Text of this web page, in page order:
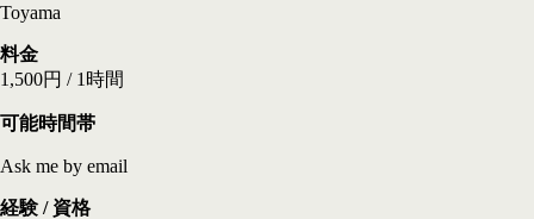
Toyama
料金
1,500円 / 1時間
可能時間帯
Ask me by email
経験 / 資格